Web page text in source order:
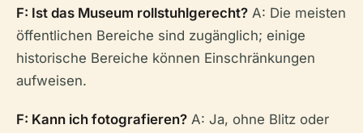
F: Ist das Museum rollstuhlgerecht? A: Die meisten
öffentlichen Bereiche sind zugänglich; einige
historische Bereiche können Einschränkungen
aufweisen.
F: Kann ich fotografieren? A: Ja, ohne Blitz oder